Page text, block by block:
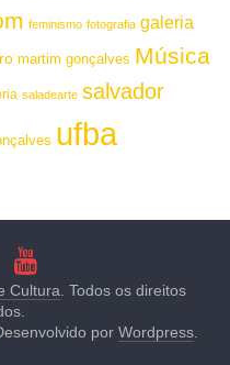
feminismo fotografia galeria
martim gonçalves Música
saladearte salvador
ufba
Cultura . Todos os direitos
porWordpress